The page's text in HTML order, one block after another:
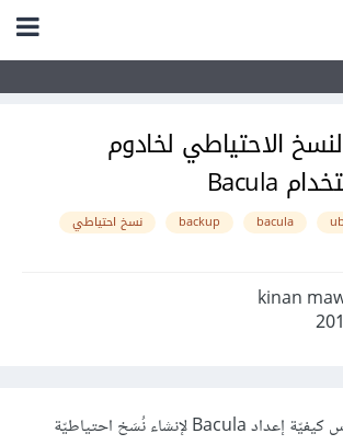
الاحتياطي لخادوم
bacula
backup نسخ احتياطي
سنتعلّم في هذا الدّرس كيفيّة إعداد Bacula لإنشاء نُسَخ احتياطيّة